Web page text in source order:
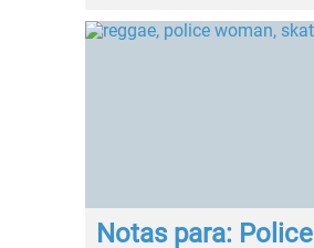
Notas para: Police